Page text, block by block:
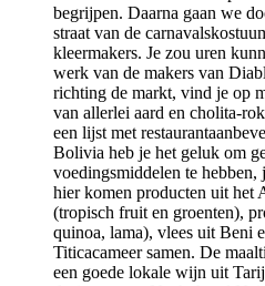
begrijpen. Daarna gaan we
straat van de
kleermakers. Je zou uren
werk van de makers van
richting de markt, vind je op
van allerlei aard en cholita-
een lijst met
Bolivia heb je het geluk om
voedingsmiddelen te hebben,
hier komen producten uit het
(tropisch fruit en groenten),
quinoa, lama), vlees uit Beni
Titicacameer samen. De
een goede lokale wijn uit